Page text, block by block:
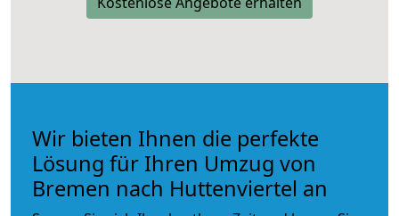
Wir bieten Ihnen die perfekte
Lösung für Ihren Umzug von
Bremen nach Huttenviertel an